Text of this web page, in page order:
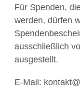
Für Spenden,
werden, dürfen
ausschließlich
ausgestellt.
E-Mail: